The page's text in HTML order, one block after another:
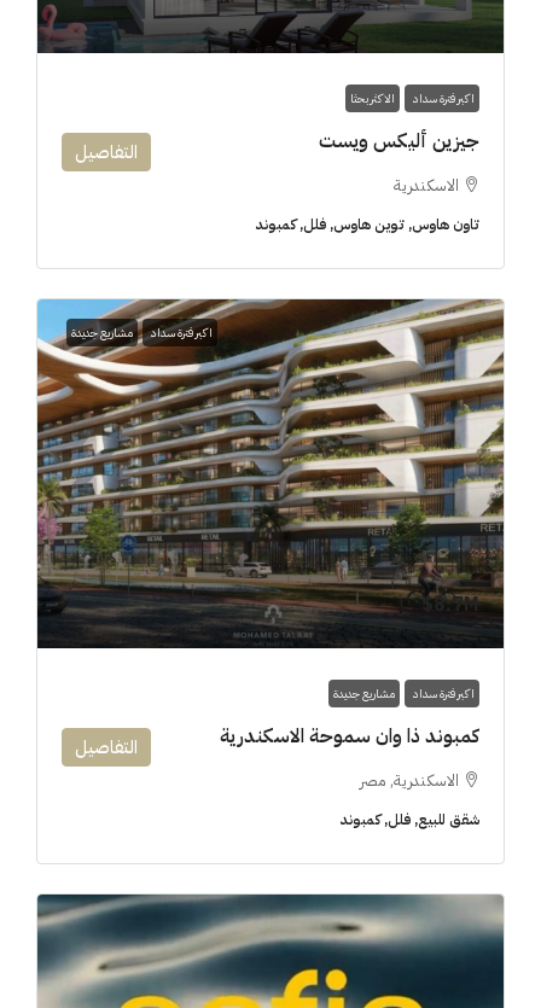
اكبر فترة سداد الاكثر بحثا
جيزين أليكس ويست
الاسكندرية
تاون هاوس, توين هاوس, فلل, كمبوند
التفاصيل
اكبر فترة سداد مشاريع جديدة
8.7M$
اكبر فترة سداد مشاريع جديدة
كمبوند ذا وان سموحة الاسكندرية
الاسكندرية, مصر
شقق للبيع, فلل, كمبوند
التفاصيل